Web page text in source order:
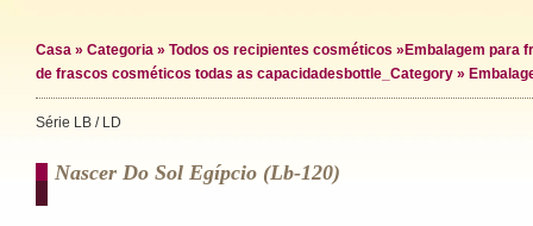
Casa » Categoria » Todos os recipientes cosméticos » Embalagem para
de frascos cosméticos todas as capacidades bottle_Category »
Série LB / LD
Nascer Do Sol Egípcio (lb-120)